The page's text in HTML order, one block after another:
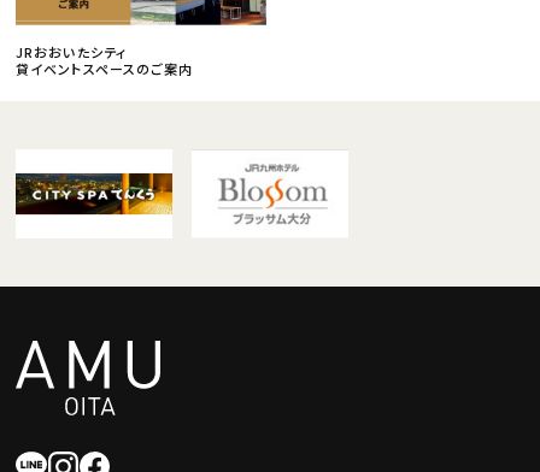
JRおおいたシティ
貸イベントスペースのご案内